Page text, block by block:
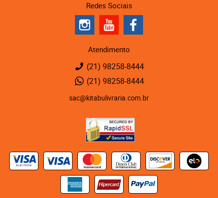
Redes Sociais
Atendimento
(21) 98258-8444
(21) 98258-8444
sac@kitabulivraria.com.br